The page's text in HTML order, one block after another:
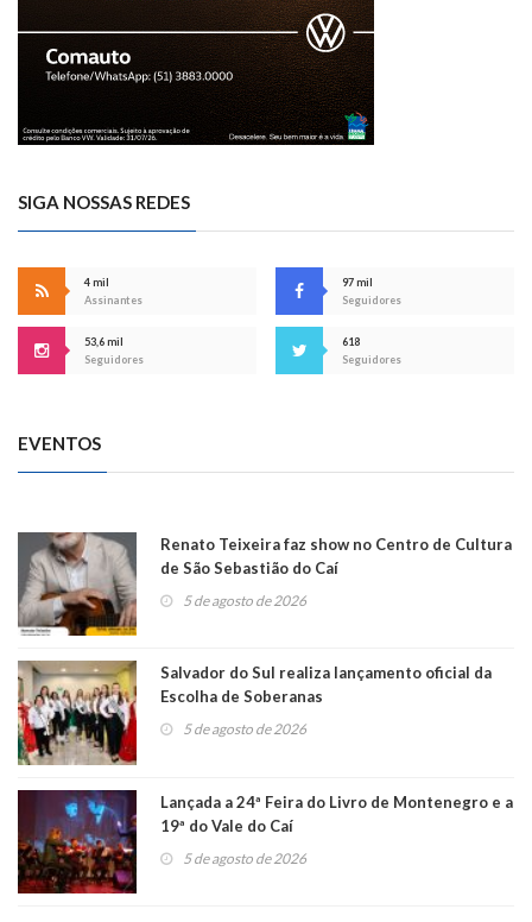
SIGA NOSSAS REDES
4 mil
Assinantes
97 mil
Seguidores
53,6 mil
Seguidores
618
Seguidores
EVENTOS
Renato Teixeira faz show no Centro de Cultura
de São Sebastião do Caí
5 de agosto de 2026
Salvador do Sul realiza lançamento oficial da
Escolha de Soberanas
5 de agosto de 2026
Lançada a 24ª Feira do Livro de Montenegro e a
19ª do Vale do Caí
5 de agosto de 2026